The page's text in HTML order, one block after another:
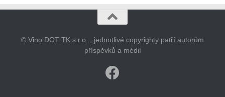
© Vino DOT TK s.r.o. , jednotlivé copyrighty patří autorům
příspěvků a médií